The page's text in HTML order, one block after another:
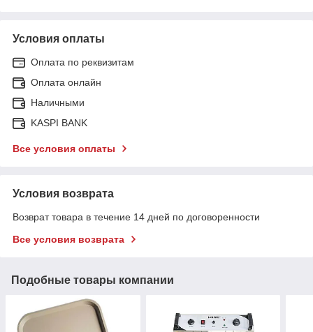
Условия оплаты
Оплата по реквизитам
Оплата онлайн
Наличными
KASPI BANK
Все условия оплаты
Условия возврата
Возврат товара в течение 14 дней по договоренности
Все условия возврата
Подобные товары компании